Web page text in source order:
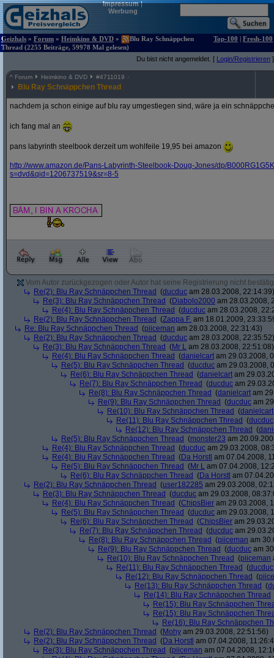
Impressum|
Werbung
Geizhals » Forum » Heimkino & DVD »
Blu Ray Schnäppchen
Thread (2255 Beiträge, 59978 Mal gelesen)
Top-100 | Fresh-100
Du bist nicht angemeldet. [ Login/Registrieren ]
^ Forum Heimkino & DVD #4711019
Blu Ray Schnäppchen Thread
nachdem ja schon einige auf blu ray umgestiegen sind, wäre ja ein
ich fang mal an
pans labyrinth steelbook derzeit um wohlfeile 19,95 bei amazon
http://www.amazon.de/Pans-Labyrinth-Steelbook-Doug-Jones/dp/
s=dvd&qid=1206737519&sr=8-5
Vom Autor zurückgezogen oder Autor hat seine Registrierung nicht
Re(2): Blu Ray Schnäppchen Thread (ducduc am 28.03.2008, 22:14:39)
Re(3): Blu Ray Schnäppchen Thread (Diabolo2000 am 28.03.2008,
Re(4): Blu Ray Schnäppchen Thread (ducduc am 28.03.2008,
Re(2): Blu Ray Schnäppchen Thread (Zappa F. am 18.01.2009,
Re: Blu Ray Schnäppchen Thread (piiceman am 28.03.2008, 22:31:43)
Re(2): Blu Ray Schnäppchen Thread (ducduc am 28.03.2008, 22:35:52)
Re(3): Blu Ray Schnäppchen Thread (Mr L am 28.03.2008, 22:51:08)
Re(4): Blu Ray Schnäppchen Thread (danielcart am 29.03.2008,
Re(5): Blu Ray Schnäppchen Thread (ducduc am 29.03.2008,
Re(6): Blu Ray Schnäppchen Thread (danielcart am
Re(7): Blu Ray Schnäppchen Thread (ducduc am
Re(8): Blu Ray Schnäppchen Thread (danielcart am
Re(9): Blu Ray Schnäppchen Thread (ducduc am
Re(10): Blu Ray Schnäppchen Thread (danielcart
Re(11): Blu Ray Schnäppchen Thread (ducduc
Re(12): Blu Ray Schnäppchen Thread (
Re(5): Blu Ray Schnäppchen Thread (monster23 am
Re(4): Blu Ray Schnäppchen Thread (ducduc am 29.03.2008,
Re(4): Blu Ray Schnäppchen Thread (Da Horstl am 07.04.2008,
Re(5): Blu Ray Schnäppchen Thread (Mr L am 07.04.2008,
Re(6): Blu Ray Schnäppchen Thread (Da Horstl am
Re(2): Blu Ray Schnäppchen Thread (user182285 am 29.03.2008,
Re(3): Blu Ray Schnäppchen Thread (ducduc am 29.03.2008,
Re(4): Blu Ray Schnäppchen Thread (ChipsBier am 29.03.2008,
Re(5): Blu Ray Schnäppchen Thread (ducduc am 29.03.2008,
Re(6): Blu Ray Schnäppchen Thread (ChipsBier am
Re(7): Blu Ray Schnäppchen Thread (ducduc am
Re(8): Blu Ray Schnäppchen Thread (piiceman am
Re(9): Blu Ray Schnäppchen Thread (ducduc am
Re(10): Blu Ray Schnäppchen Thread (piiceman
Re(11): Blu Ray Schnäppchen Thread (ducduc
Re(12): Blu Ray Schnäppchen Thread (
Re(13): Blu Ray Schnäppchen Thread (
Re(14): Blu Ray Schnäppchen Thread
Re(15): Blu Ray Schnäppchen
Re(15): Blu Ray Schnäppchen
Re(16): Blu Ray Schnäppchen
Re(2): Blu Ray Schnäppchen Thread (Mohy am 29.03.2008, 22:51:56)
Re(2): Blu Ray Schnäppchen Thread (Da Horstl am 07.04.2008,
Re(3): Blu Ray Schnäppchen Thread (piiceman am 07.04.2008,